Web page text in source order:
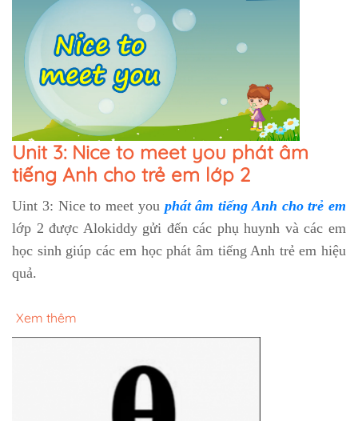
Unit 3: Nice to meet you phát âm
tiếng Anh cho trẻ em lớp 2
Uint 3: Nice to meet you phát âm tiếng Anh cho trẻ em
lớp 2 được Alokiddy gửi đến các phụ huynh và các em
học sinh giúp các em học phát âm tiếng Anh trẻ em hiệu
quả.
Xem thêm